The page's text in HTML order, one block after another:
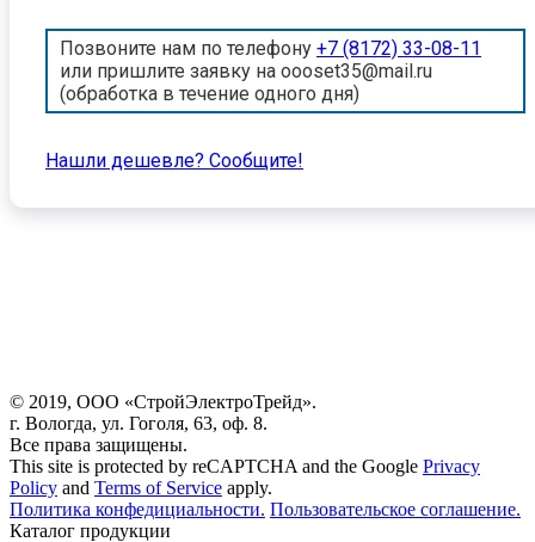
Позвоните нам по телефону +7 (8172) 33-08-11
или пришлите заявку на oooset35@mail.ru
(обработка в течение одного дня)
Нашли дешевле? Cообщите!
© 2019, ООО «СтройЭлектроТрейд».
г. Вологда, ул. Гоголя, 63, оф. 8.
Все права защищены.
This site is protected by reCAPTCHA and the Google Privacy
Policy and Terms of Service apply.
Политика конфедициальности. Пользовательское соглашение.
Каталог продукции